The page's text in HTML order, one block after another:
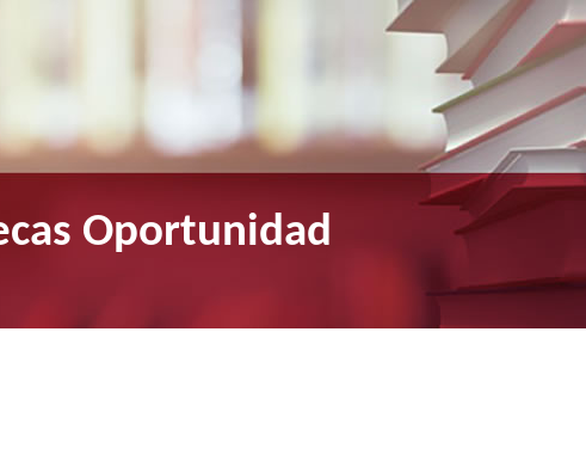
Oportunidad